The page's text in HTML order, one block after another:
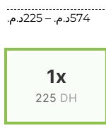
225د.م. – 574د.م.
1x
225 DH